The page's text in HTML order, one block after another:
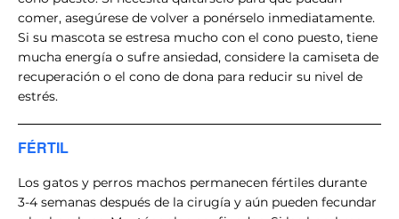
comer, asegúrese de volver a ponérselo inmediatamente.
Si su mascota se estresa mucho con el cono puesto, tiene
mucha energía o sufre ansiedad, considere la camiseta de
recuperación o el cono de dona para reducir su nivel de
estrés.
FÉRTIL
Los gatos y perros machos permanecen fértiles durante
3-4 semanas después de la cirugía y aún pueden fecundar